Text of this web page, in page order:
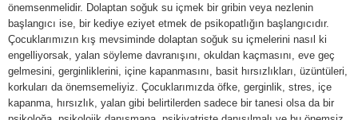
önemsenmelidir. Dolaptan soğuk su içmek bir gribin veya nezlenin
başlangıcı ise, bir kediye eziyet etmek de psikopatlığın başlangıcıdır.
Çocuklarımızın kış mevsiminde dolaptan soğuk su içmelerini nasıl ki
engelliyorsak, yalan söyleme davranışını, okuldan kaçmasını, eve geç
gelmesini, gerginliklerini, içine kapanmasını, basit hırsızlıkları, üzüntüleri,
korkuları da önemsemeliyiz. Çocuklarımızda öfke, gerginlik, stres, içe
kapanma, hırsızlık, yalan gibi belirtilerden sadece bir tanesi olsa da bir